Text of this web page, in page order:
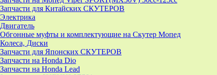
Запчасти для Китайских СКУТЕРОВ
Электрика
Двигатель
Обгонные муфты и комплектующие на Скутер Мопед
Колеса, Диски
Запчасти для Японских СКУТЕРОВ
Запчасти на Honda Dio
Запчасти на Honda Lead